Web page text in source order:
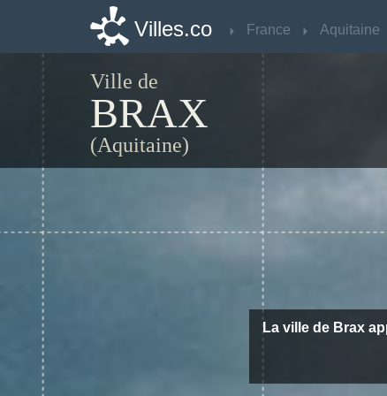
Villes.co France Aquitaine
Ville de
BRAX
(Aquitaine)
La ville de Brax
Villes.co France Aquitaine